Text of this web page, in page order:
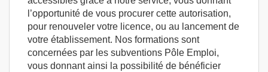
l’opportunité de vous procurer cette autorisation,
pour renouveler votre licence, ou au lancement de
votre établissement. Nos formations sont
concernées par les subventions Pôle Emploi,
vous donnant ainsi la possibilité de bénéficier